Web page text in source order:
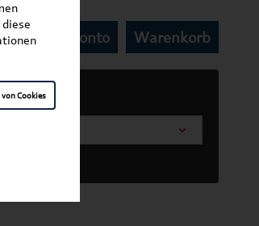
Kundenkonto Warenkorb
Cookies